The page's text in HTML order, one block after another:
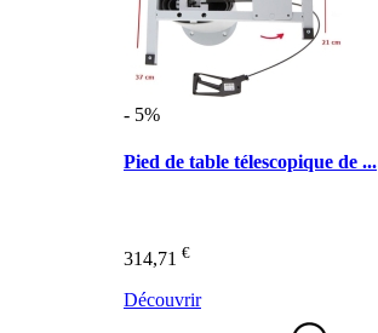
- 5%
Pied de table télescopique de ...
314,71 €
Découvrir